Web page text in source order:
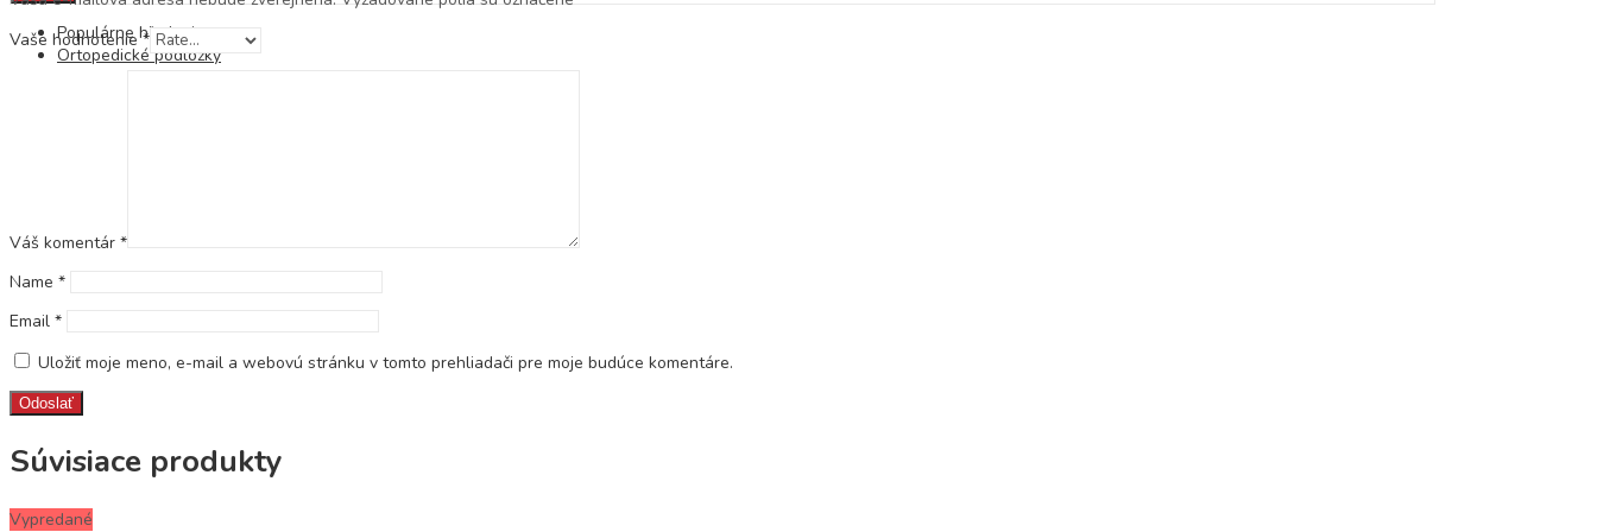
Populárne hľadania
Ortopedické podložky
Vaše hodnotenie*
Váš komentár *
Name *
Email *
Uložiť moje meno, e-mail a webovú stránku v tomto prehliadači pre moje budúce komentáre.
Súvisiace produkty
Vypredané